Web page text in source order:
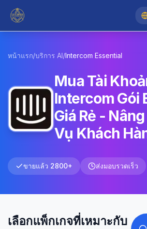
หน้าแรก/บริการ AI/Intercom Essential
Mua Tài
Intercom Gói
Giá Rẻ -
Vụ Khách
ขายแล้ว 2800+ ส่งมอบรวดเร็ว
เลือกแพ็กเกจที่เหมาะกับ